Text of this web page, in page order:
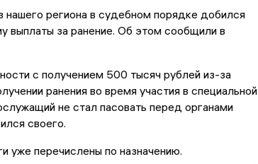
нашего региона в судебном порядке добился
выплаты за ранение. Об этом сообщили в
с получением 500 тысяч рублей из-за
ранения во время участия в специальной
не стал пасовать перед органами
своего.
уже перечислены по назначению.